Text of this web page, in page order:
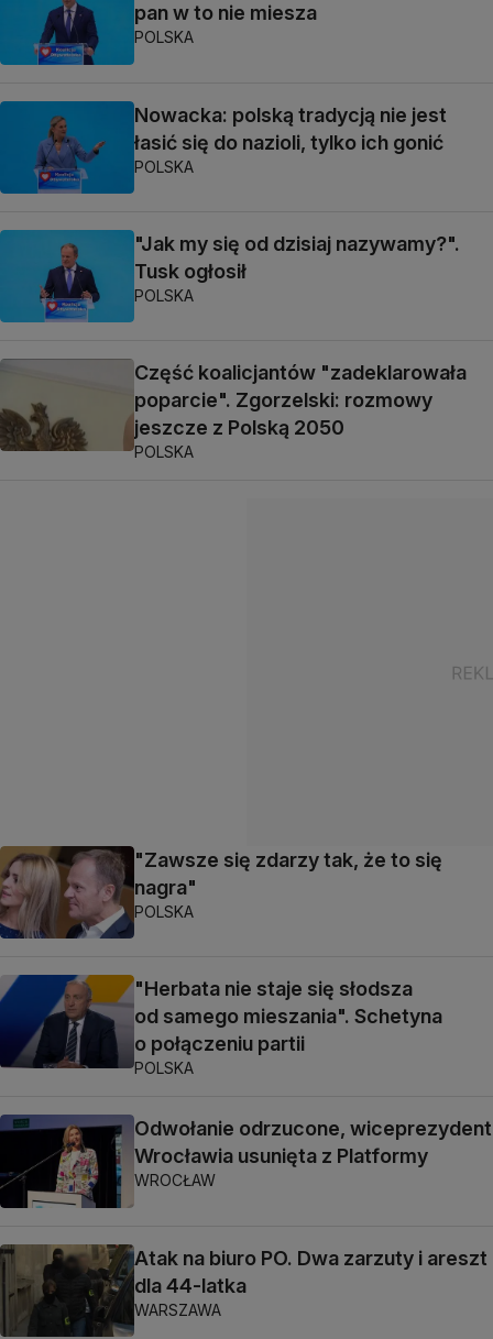
pan w to nie miesza
POLSKA
Nowacka: polską tradycją nie jest
łasić się do nazioli, tylko ich gonić
POLSKA
"Jak my się od dzisiaj nazywamy?".
Tusk ogłosił
POLSKA
Część koalicjantów "zadeklarowała
poparcie". Zgorzelski: rozmowy
jeszcze z Polską 2050
POLSKA
"Zawsze się zdarzy tak, że to się
nagra"
POLSKA
"Herbata nie staje się słodsza
od samego mieszania". Schetyna
o połączeniu partii
POLSKA
Odwołanie odrzucone, wiceprezydent
Wrocławia usunięta z Platformy
WROCŁAW
Atak na biuro PO. Dwa zarzuty i areszt
dla 44-latka
WARSZAWA